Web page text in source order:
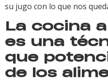
su jugo con lo que nos
La cocina
es una
que
de los